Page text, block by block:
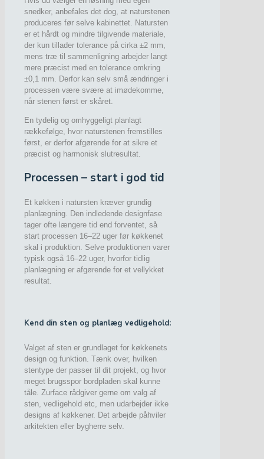
snedker, anbefales det dog, at naturstenen
produceres før selve kabinettet. Natursten
er et hårdt og mindre tilgivende materiale,
der kun tillader tolerance på cirka ±2 mm,
mens træ til sammenligning arbejder langt
mere præcist med en tolerance omkring
±0,1 mm. Derfor kan selv små ændringer i
processen være svære at imødekomme,
når stenen først er skåret.
En tydelig og omhyggeligt planlagt
rækkefølge, hvor naturstenen fremstilles
først, er derfor afgørende for at sikre et
præcist og harmonisk slutresultat.
Processen – start i god tid
Et køkken i natursten kræver grundig
planlægning. Den indledende designfase
tager ofte længere tid end forventet, så
start processen 16–22 uger før køkkenet
skal i produktion. Selve produktionen varer
typisk også 16–22 uger, hvorfor tidlig
planlægning er afgørende for et vellykket
resultat.
Kend din sten og planlæg vedligehold:
Valget af sten er grundlaget for køkkenets
design og funktion. Tænk over, hvilken
stentype der passer til dit projekt, og hvor
meget brugsspor bordpladen skal kunne
tåle. Zurface rådgiver gerne om valg af
sten, vedligehold etc, men udarbejder ikke
designs af køkkener. Det arbejde påhviler
arkitekten eller bygherre selv.